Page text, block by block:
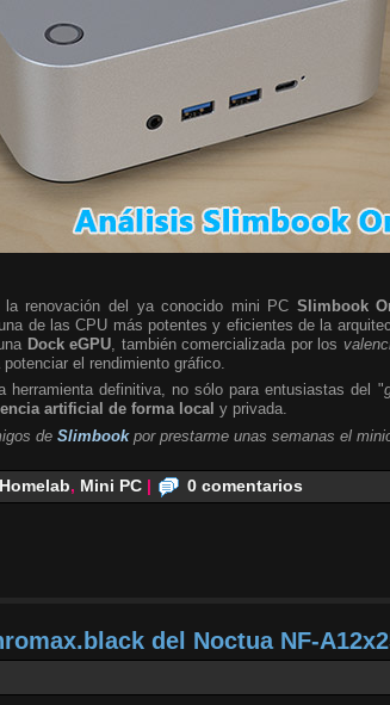
renovación del ya conocido mini PC Slimbook
una de las CPU más potentes y eficientes de la
Dock eGPU , también comercializada por los
el rendimiento gráfico.
herramienta definitiva, no sólo para entusiastas del "
artificial de forma local y privada.
de Slimbook por prestarme unas semanas el
Homelab, Mini PC | 0 comentarios
del Noctua